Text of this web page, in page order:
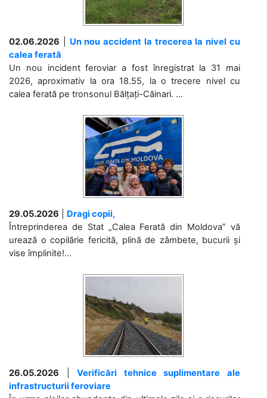
02.06.2026
Un nou accident la trecerea la nivel cu
calea ferată
Un nou incident feroviar a fost înregistrat la 31 mai
2026, aproximativ la ora 18.55, la o trecere nivel cu
calea ferată pe tronsonul Bălțați-Căinari. ...
29.05.2026
Dragi copii,
Întreprinderea de Stat „Calea Ferată din Moldova” vă
urează o copilărie fericită, plină de zâmbete, bucurii și
vise împlinite!...
26.05.2026 |Verificări tehnice suplimentare ale
infrastructurii feroviare